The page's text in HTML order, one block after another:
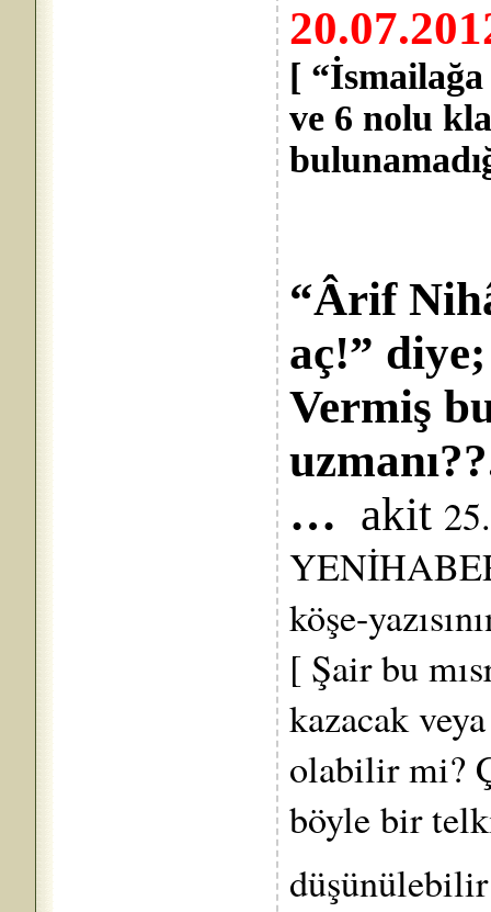
[
ve 6 nolu
“Ârif
aç!” diye;
Vermiş
… akit
köşe-
[ Şair bu
kazacak
olabilir mi?
böyle bir